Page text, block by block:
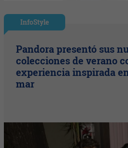
InfoStyle
Pandora presentó sus
colecciones de verano
experiencia inspirada
mar